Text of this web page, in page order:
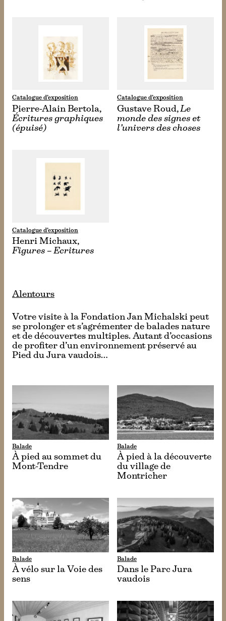
Catalogue d’exposition
Pierre-Alain Bertola,
Écritures graphiques
(épuisé)
Catalogue d’exposition
Gustave Roud,Le
monde des signes et
l’univers des choses
Catalogue d’exposition
Henri Michaux,
Figures – Ecritures
Alentours
Votre visite à la Fondation Jan Michalski peut
se prolonger et s’agrémenter de balades nature
et de découvertes multiples. Autant d’occasions
de profiter d’un environnement préservé au
Pied du Jura vaudois…
Balade
À pied au sommet du
Mont-Tendre
Balade
À pied à la découverte
du village de
Montricher
Balade
À vélo sur la Voie des
sens
Balade
Dans le Parc Jura
vaudois